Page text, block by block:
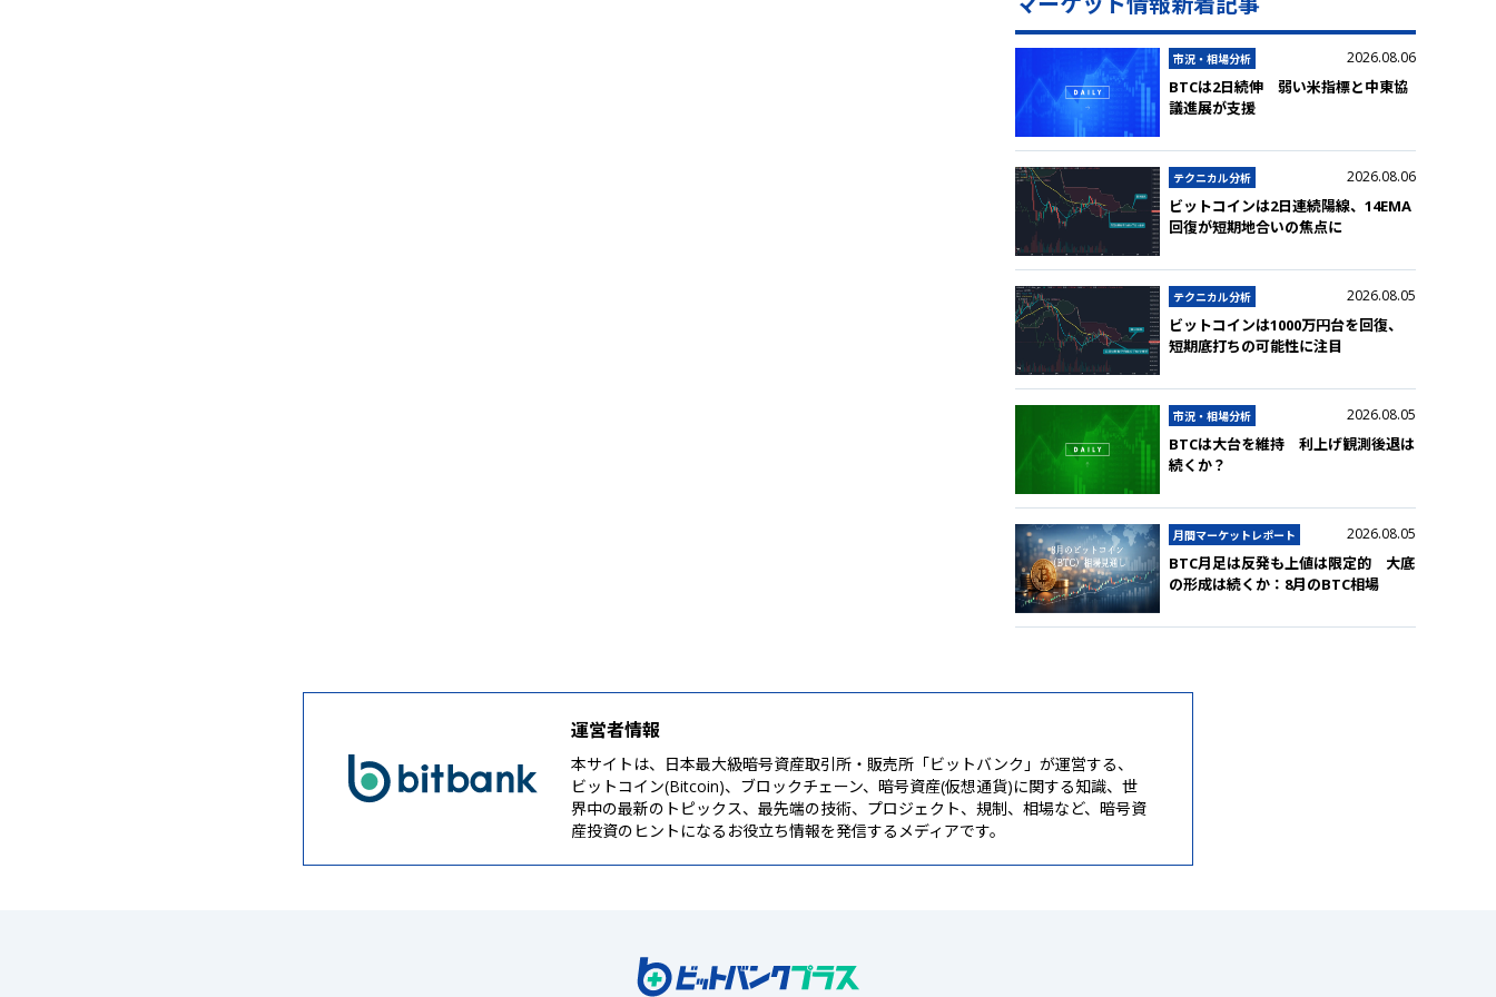
市況・相場分析 2026.08.06
BTCは2日続伸 弱い米指標と中東協
議進展が支援
テクニカル分析 2026.08.06
ビットコインは2日連続陽線、14EMA
回復が短期地合いの焦点に
テクニカル分析 2026.08.05
ビットコインは1000万円台を回復、
短期底打ちの可能性に注目
市況・相場分析 2026.08.05
BTCは大台を維持 利上げ観測後退は
続くか？
月間マーケットレポート 2026.08.05
BTC月足は反発も上値は限定的 大底
の形成は続くか：8月のBTC相場
運営者情報
本サイトは、日本最大級暗号資産取引所・販売所「ビットバンク」が運営する、
ビットコイン(Bitcoin)、ブロックチェーン、暗号資産(仮想通貨)に関する知識、世
界中の最新のトピックス、最先端の技術、プロジェクト、規制、相場など、暗号資
産投資のヒントになるお役立ち情報を発信するメディアです。